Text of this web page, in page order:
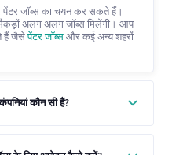
पेंटर जॉब्स का चयन कर सकते हैं।
अलग अलग जॉब्स मिलेंगी। आप
हैं जैसेपेंटर जॉब्सऔर कई अन्य शहरों
कौन सी हैं?